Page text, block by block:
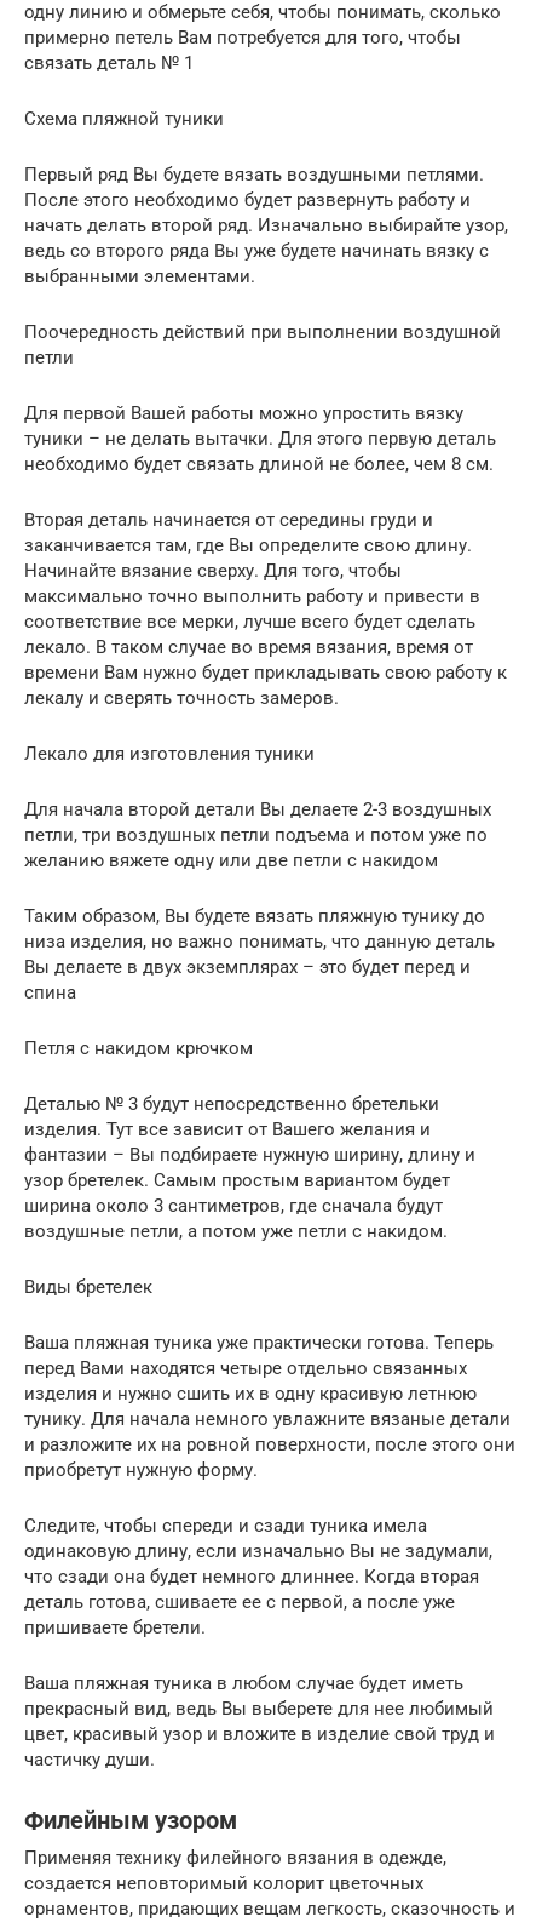
одну линию и обмерьте себя, чтобы понимать, сколько
примерно петель Вам потребуется для того, чтобы
связать деталь № 1
Схема пляжной туники
Первый ряд Вы будете вязать воздушными петлями.
После этого необходимо будет развернуть работу и
начать делать второй ряд. Изначально выбирайте узор,
ведь со второго ряда Вы уже будете начинать вязку с
выбранными элементами.
Поочередность действий при выполнении воздушной
петли
Для первой Вашей работы можно упростить вязку
туники – не делать вытачки. Для этого первую деталь
необходимо будет связать длиной не более, чем 8 см.
Вторая деталь начинается от середины груди и
заканчивается там, где Вы определите свою длину.
Начинайте вязание сверху. Для того, чтобы
максимально точно выполнить работу и привести в
соответствие все мерки, лучше всего будет сделать
лекало. В таком случае во время вязания, время от
времени Вам нужно будет прикладывать свою работу к
лекалу и сверять точность замеров.
Лекало для изготовления туники
Для начала второй детали Вы делаете 2-3 воздушных
петли, три воздушных петли подъема и потом уже по
желанию вяжете одну или две петли с накидом
Таким образом, Вы будете вязать пляжную тунику до
низа изделия, но важно понимать, что данную деталь
Вы делаете в двух экземплярах – это будет перед и
спина
Петля с накидом крючком
Деталью № 3 будут непосредственно бретельки
изделия. Тут все зависит от Вашего желания и
фантазии – Вы подбираете нужную ширину, длину и
узор бретелек. Самым простым вариантом будет
ширина около 3 сантиметров, где сначала будут
воздушные петли, а потом уже петли с накидом.
Виды бретелек
Ваша пляжная туника уже практически готова. Теперь
перед Вами находятся четыре отдельно связанных
изделия и нужно сшить их в одну красивую летнюю
тунику. Для начала немного увлажните вязаные детали
и разложите их на ровной поверхности, после этого они
приобретут нужную форму.
Следите, чтобы спереди и сзади туника имела
одинаковую длину, если изначально Вы не задумали,
что сзади она будет немного длиннее. Когда вторая
деталь готова, сшиваете ее с первой, а после уже
пришиваете бретели.
Ваша пляжная туника в любом случае будет иметь
прекрасный вид, ведь Вы выберете для нее любимый
цвет, красивый узор и вложите в изделие свой труд и
частичку души.
Филейным узором
Применяя технику филейного вязания в одежде,
создается неповторимый колорит цветочных
орнаментов, придающих вещам легкость, сказочность и